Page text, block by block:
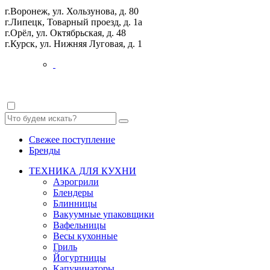
г.Воронеж, ул. Хользунова, д. 80
г.Липецк, Товарный проезд, д. 1а
г.Орёл, ул. Октябрьская, д. 48
г.Курск, ул. Нижняя Луговая, д. 1
Свежее поступление
Бренды
ТЕХНИКА ДЛЯ КУХНИ
Аэрогрили
Блендеры
Блинницы
Вакуумные упаковщики
Вафельницы
Весы кухонные
Гриль
Йогуртницы